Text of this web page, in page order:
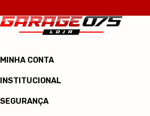
MINHA CONTA
INSTITUCIONAL
SEGURANÇA